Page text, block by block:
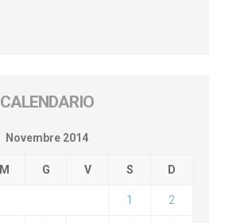
CALENDARIO
Novembre 2014
M G V S D
1 2